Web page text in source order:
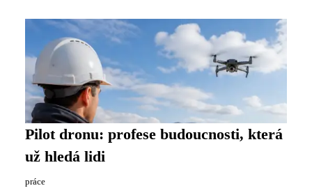
Pilot dronu: profese budoucnosti, která
už hledá lidi
práce